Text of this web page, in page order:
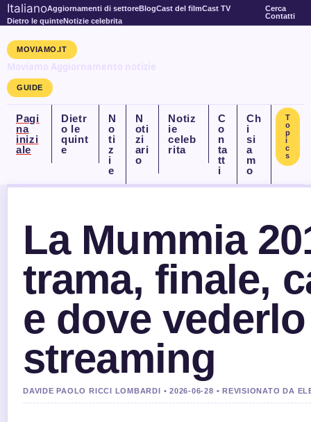
ItalianoAggiornamenti di settoreBlogCast del filmCast TV
Dietro le quinteNotizie celebrita
Cerca
Contatti
MOVIAMO.IT
Moviamo Aggiornamento notizie
GUIDE
Pagi
na
inizi
ale
Dietr
o le
quint
e
N
o
ti
z
i
e
N
oti
zi
ari
o
Notiz
ie
celeb
rita
C
o
n
ta
tt
i
Ch
i
si
a
m
o
T
o
p
i
c
s
La Mummia
trama, finale,
e dove
streaming
DAVIDE PAOLO RICCI LOMBARDI • 2026-06-28 • REVISIONATO DA